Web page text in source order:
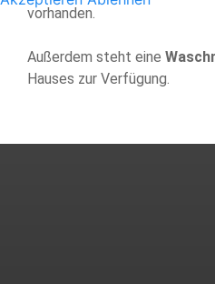
vorhanden.
Außerdem steht eine
Hauses zur Verfügung.